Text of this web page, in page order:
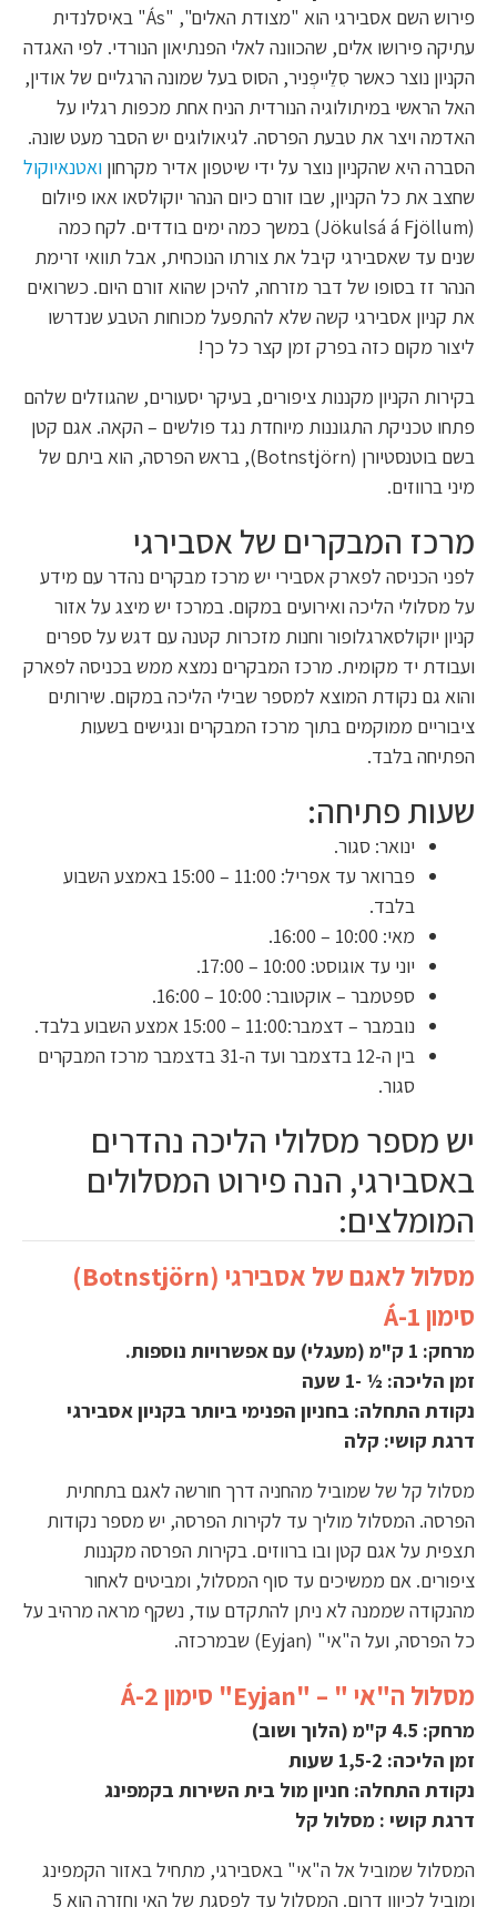
פירוש השם אסבירגי הוא "מצודת האלים", "Ás" באיסלנדית
עתיקה פירושו אלים, שהכוונה לאלי הפנתיאון הנורדי. לפי האגדה
הקניון נוצר כאשר סִלֵייפְניר, הסוס בעל שמונה הרגליים של אודין,
האל הראשי במיתולוגיה הנורדית הניח אחת מכפות רגליו על
האדמה ויצר את טבעת הפרסה. לגיאולוגים יש הסבר מעט שונה.
הסברה היא שהקניון נוצר על ידי שיטפון אדיר מקרחון ואטנאיוקול
שחצב את כל הקניון, שבו זורם כיום הנהר יוקולסאו אאו פיולום
(Jökulsá á Fjöllum) במשך כמה ימים בודדים. לקח כמה
שנים עד שאסבירגי קיבל את צורתו הנוכחית, אבל תוואי זרימת
הנהר זז בסופו של דבר מזרחה, להיכן שהוא זורם היום. כשרואים
את קניון אסבירגי קשה שלא להתפעל מכוחות הטבע שנדרשו
ליצור מקום כזה בפרק זמן קצר כל כך!
בקירות הקניון מקננות ציפורים, בעיקר יסעורים, שהגוזלים שלהם
פתחו טכניקת התגוננות מיוחדת נגד פולשים – הקאה. אגם קטן
בשם בוטנסטיורן (Botnstjörn), בראש הפרסה, הוא ביתם של
מיני ברווזים.
מרכז המבקרים של אסבירגי
לפני הכניסה לפארק אסבירי יש מרכז מבקרים נהדר עם מידע
על מסלולי הליכה ואירועים במקום. במרכז יש מיצג על אזור
קניון יוקולסארגלופור וחנות מזכרות קטנה עם דגש על ספרים
ועבודת יד מקומית. מרכז המבקרים נמצא ממש בכניסה לפארק
והוא גם נקודת המוצא למספר שבילי הליכה במקום. שירותים
ציבוריים ממוקמים בתוך מרכז המבקרים ונגישים בשעות
הפתיחה בלבד.
שעות פתיחה:
ינואר: סגור.
פברואר עד אפריל: 11:00 – 15:00 באמצע השבוע
בלבד.
מאי: 10:00 – 16:00.
יוני עד אוגוסט: 10:00 – 17:00.
ספטמבר – אוקטובר: 10:00 – 16:00.
נובמבר – דצמבר:11:00 – 15:00 אמצע השבוע בלבד.
בין ה-12 בדצמבר ועד ה-31 בדצמבר מרכז המבקרים
סגור.
יש מספר מסלולי הליכה נהדרים
באסבירגי, הנה פירוט המסלולים
המומלצים:
מסלול לאגם של אסבירגי (Botnstjörn)
סימון Á-1
מרחק: 1 ק"מ (מעגלי) עם אפשרויות נוספות.
זמן הליכה: ½ -1 שעה
נקודת התחלה: בחניון הפנימי ביותר בקניון אסבירגי
דרגת קושי: קלה
מסלול קל של שמוביל מהחניה דרך חורשה לאגם בתחתית
הפרסה. המסלול מוליך עד לקירות הפרסה, יש מספר נקודות
תצפית על אגם קטן ובו ברווזים. בקירות הפרסה מקננות
ציפורים. אם ממשיכים עד סוף המסלול, ומביטים לאחור
מהנקודה שממנה לא ניתן להתקדם עוד, נשקף מראה מרהיב על
כל הפרסה, ועל ה"אי" (Eyjan) שבמרכזה.
מסלול ה"אי " – "Eyjan" סימון Á-2
מרחק: 4.5 ק"מ (הלוך ושוב)
זמן הליכה: 1,5-2 שעות
נקודת התחלה: חניון מול בית השירות בקמפינג
דרגת קושי : מסלול קל
המסלול שמוביל אל ה"אי" באסבירגי, מתחיל באזור הקמפינג
ומוביל לכיוון דרום. המסלול עד לפסגת של האי וחזרה הוא 5